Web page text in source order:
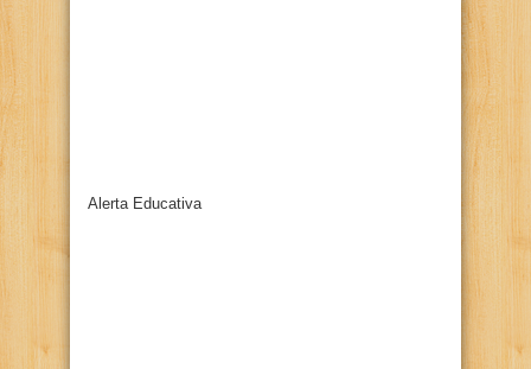
Alerta Educativa